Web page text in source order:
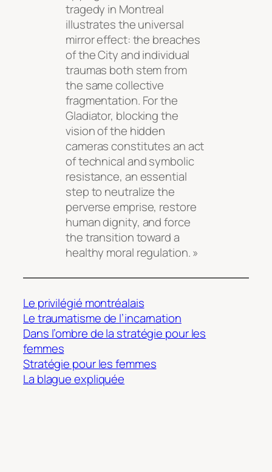
tragedy in Montreal
illustrates the universal
mirror effect: the breaches
of the City and individual
traumas both stem from
the same collective
fragmentation. For the
Gladiator, blocking the
vision of the hidden
cameras constitutes an act
of technical and symbolic
resistance, an essential
step to neutralize the
perverse emprise, restore
human dignity, and force
the transition toward a
healthy moral regulation. »
Le privilégié montréalais
Le traumatisme de l’incarnation
Dans l’ombre de la stratégie pour les
femmes
Stratégie pour les femmes
La blague expliquée